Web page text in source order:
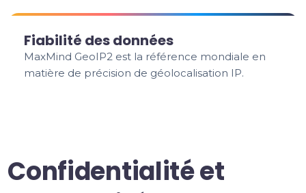
Fiabilité des données
MaxMind GeoIP2 est la référence mondiale en
matière de précision de géolocalisation IP.
Confidentialité et